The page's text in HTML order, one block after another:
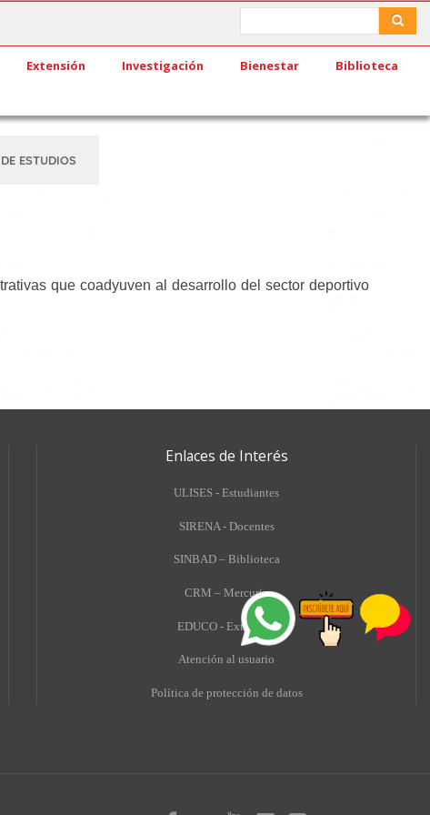
Extensión Investigación Bienestar Biblioteca
ESTUDIOS
que coadyuven al desarrollo del sector deportivo
Enlaces de Interés
ULISES - Estudiantes
SIRENA - Docentes
SINBAD – Biblioteca
CRM – Mercurio
EDUCO - Extensión
Atención al usuario
Política de protección de datos